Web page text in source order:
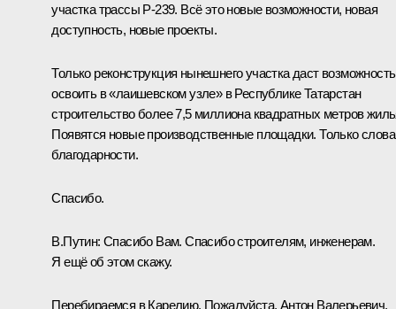
участка трассы Р-239. Всё это новые возможности, новая
доступность, новые проекты.
Только реконструкция нынешнего участка даст возможность
освоить в «лаишевском узле» в Республике Татарстан
строительство более 7,5 миллиона квадратных метров
Появятся новые производственные площадки. Только слова
благодарности.
Спасибо.
В.Путин: Спасибо Вам. Спасибо строителям, инженерам.
Я ещё об этом скажу.
Перебираемся в Карелию. Пожалуйста, Антон Валерьевич.